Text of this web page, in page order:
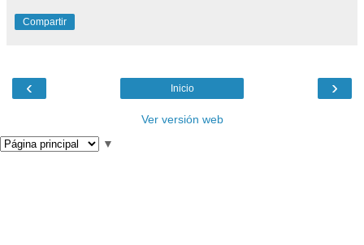
Compartir
‹ ›
Inicio
Ver versión web
▼